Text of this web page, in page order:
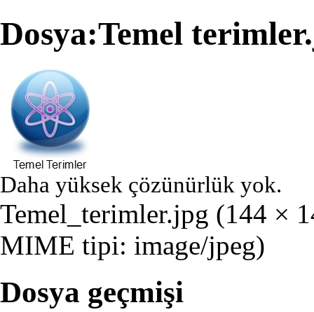
Dosya:Temel
Daha yüksek çözünürlük yok.
Temel_terimler.jpg (144 ×
MIME tipi: image/jpeg)
Dosya geçmişi